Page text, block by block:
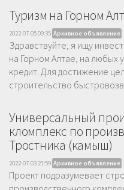
Туризм на Горном
2022-07-05 09:35 Архивное объявление
Здравствуйте, я ищу
на Горном Алтае, на любых
кредит. Для достижение
строительство
Универсальный
кломплекс по
Тростника (камыш)
2022-07-03 21:59 Архивное объявление
Проект подразумевает